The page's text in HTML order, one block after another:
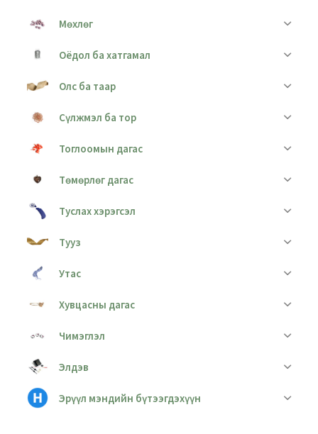
Мөхлөг
Оёдол ба хатгамал
Олс ба таар
Сүлжмэл ба тор
Тоглоомын дагас
Төмөрлөг дагас
Туслах хэрэгсэл
Тууз
Утас
Хувцасны дагас
Чимэглэл
Элдэв
Эрүүл мэндийн бүтээгдэхүүн